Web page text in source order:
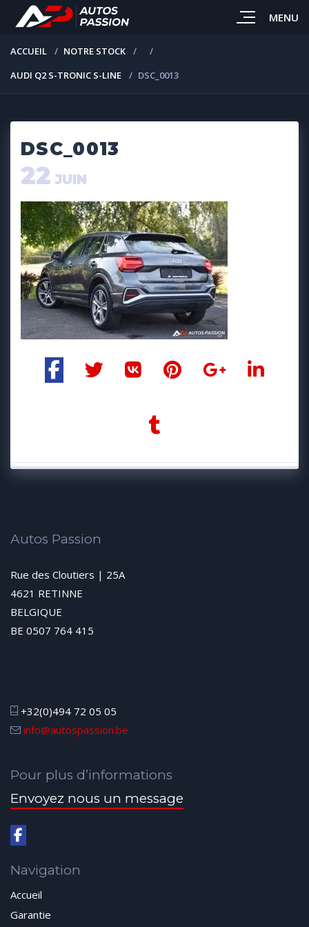
MENU
ACCUEIL
NOTRE STOCK
AUDI Q2 S-TRONIC S-LINE
DSC_0013
DSC_0013
22 JUIN
Autos Passion
Rue des Cloutiers | 25A
4621 RETINNE
BELGIQUE
BE 0507 764 415
+32(0)494 72 05 05
info@autospassion.be
Pour plus d’informations
Envoyez nous un message
Navigation
Accueil
Garantie